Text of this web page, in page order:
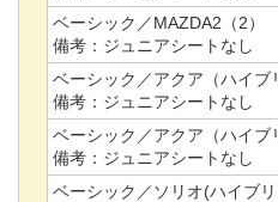
ベーシック／MAZDA2（2）
備考： ジュニアシートなし
ベーシック／アクア（ハイブ
備考： ジュニアシートなし
ベーシック／アクア（ハイブ
備考： ジュニアシートなし
ベーシック／ソリオ(ハイブリ